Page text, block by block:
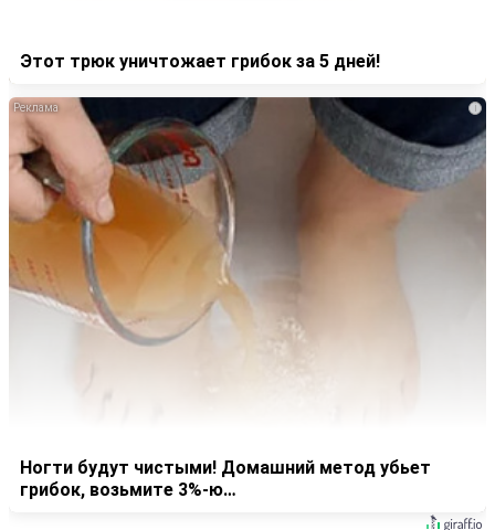
Этот трюк уничтожает грибок за 5 дней!
i
Ногти будут чистыми! Домашний метод убьет
грибок, возьмите 3%-ю…